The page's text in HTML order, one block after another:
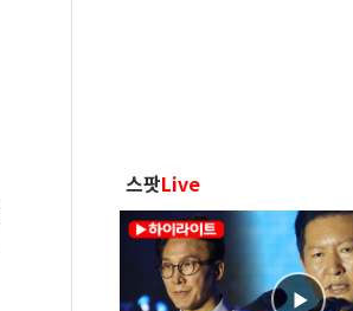
스팟Live